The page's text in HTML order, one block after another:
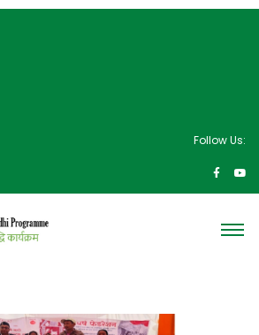
Follow Us: